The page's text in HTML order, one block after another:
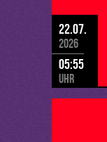
22.07.
2026
05:55
Uhr